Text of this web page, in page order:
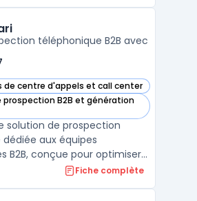
appels, la messagerie
téléphonique B2B avec
de centre d'appels et call center
cette catégorie
prospection B2B et génération
cette catégorie
solution de prospection
aux équipes
B2B, conçue pour optimiser
des appels
Fiche complète